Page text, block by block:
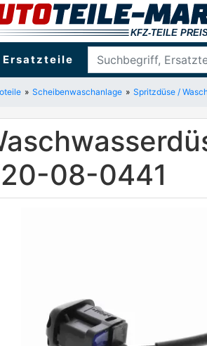
Ersatzteile
Scheibenwaschanlage Spritzdüse /
08-0441